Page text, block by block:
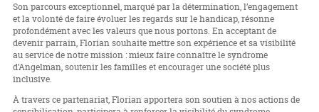
Son parcours exceptionnel, marqué par la détermination, l’engagement
et la volonté de faire évoluer les regards sur le handicap, résonne
profondément avec les valeurs que nous portons. En acceptant de
devenir parrain, Florian souhaite mettre son expérience et sa visibilité
au service de notre mission : mieux faire connaître le syndrome
d’Angelman, soutenir les familles et encourager une société plus
inclusive.
À travers ce partenariat, Florian apportera son soutien à nos actions de